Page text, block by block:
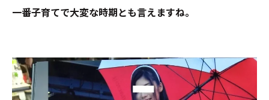
一番子育てで大変な時期とも言えますね。